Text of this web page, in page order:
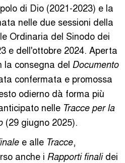
di Dio (2021-2023) e la
nelle due sessioni della
Ordinaria del Sinodo dei
e dell'ottobre 2024. Aperta
la consegna del Documento
confermata e promossa
odierno dà forma più
nelle Tracce per la
(29 giugno 2025).
e alle Tracce,
anche i Rapporti finalidei